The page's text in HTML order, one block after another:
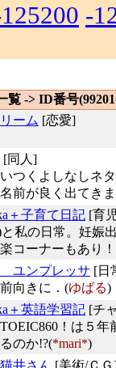
-
覧 -> ID番号
ーム [恋愛]
[同人]
つくよしなしネ
前が良く出てき
＋子育て日記 [育
私の日常。妊娠
コーナーもあり
ユンプレッサ [日
向きに．(ゆばる)
＋英語学習記 [チ
！は５
のか!?(*mari*)
井さん [美術/Ｃ